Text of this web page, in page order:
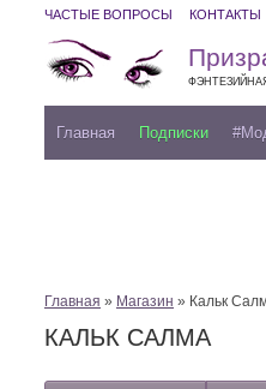
ЧАСТЫЕ ВОПРОСЫ КОНТАКТЫ
Главная Подписки
Главная » Магазин » Кальк
КАЛЬК САЛМА